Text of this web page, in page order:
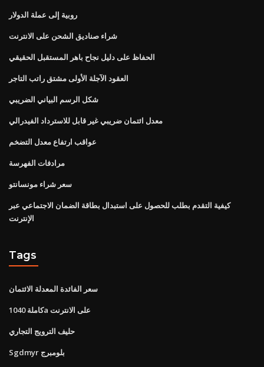
روبية إلى عملة الدولار
شراء صناديق الشحن على الانترنت
الحفاظ على دليل نجاح باهر المستقبل الحقيقي
العقود الآجلة الأولى مشتق راتب التاجر
شكل الرسم البياني الضريبي
معدل ائتمان ضريبي غير قابل للاسترداد الفيدرالي
عواقب ارتفاع معدل التضخم
مرادفات الفهرسة
سعر شراء مونسانتو
كيفية التقدم بطلب للحصول على استبدال بطاقة الضمان الاجتماعي عبر
الإنترنت
Tags
سعر الفائدة المعدلة الائتمان
كاملة 1040a على الانترنت
حليف الترويج التجاري
Sgdmyr بلومبرج